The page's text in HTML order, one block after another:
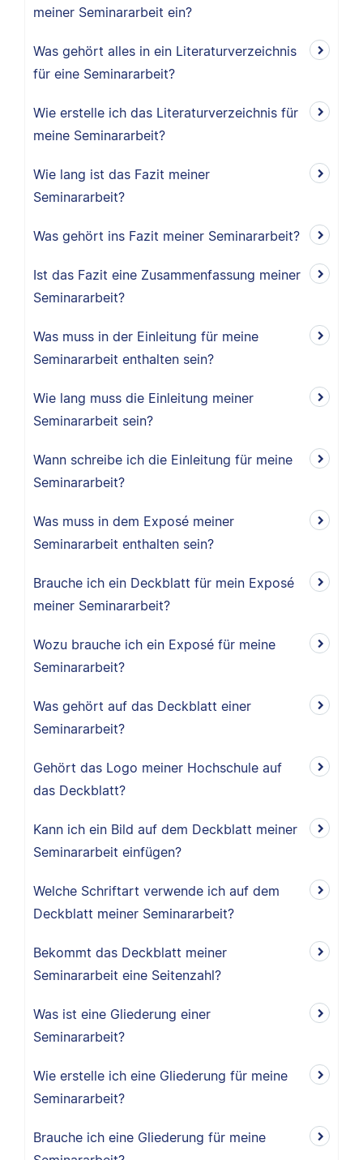
meiner Seminararbeit ein?
Was gehört alles in ein Literaturverzeichnis
für eine Seminararbeit?
Wie erstelle ich das Literaturverzeichnis für
meine Seminararbeit?
Wie lang ist das Fazit meiner
Seminararbeit?
Was gehört ins Fazit meiner Seminararbeit?
Ist das Fazit eine Zusammenfassung meiner
Seminararbeit?
Was muss in der Einleitung für meine
Seminararbeit enthalten sein?
Wie lang muss die Einleitung meiner
Seminararbeit sein?
Wann schreibe ich die Einleitung für meine
Seminararbeit?
Was muss in dem Exposé meiner
Seminararbeit enthalten sein?
Brauche ich ein Deckblatt für mein Exposé
meiner Seminararbeit?
Wozu brauche ich ein Exposé für meine
Seminararbeit?
Was gehört auf das Deckblatt einer
Seminararbeit?
Gehört das Logo meiner Hochschule auf
das Deckblatt?
Kann ich ein Bild auf dem Deckblatt meiner
Seminararbeit einfügen?
Welche Schriftart verwende ich auf dem
Deckblatt meiner Seminararbeit?
Bekommt das Deckblatt meiner
Seminararbeit eine Seitenzahl?
Was ist eine Gliederung einer
Seminararbeit?
Wie erstelle ich eine Gliederung für meine
Seminararbeit?
Brauche ich eine Gliederung für meine